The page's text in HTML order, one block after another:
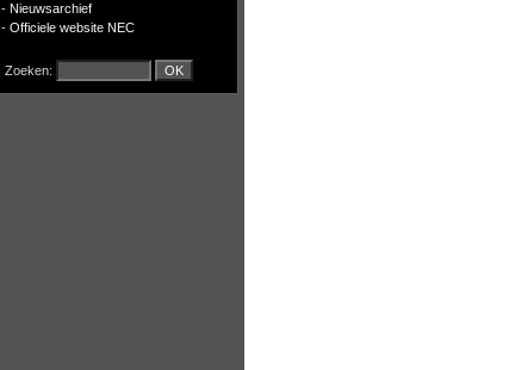
- Nieuwsarchief
- Officiele website NEC
Zoeken: